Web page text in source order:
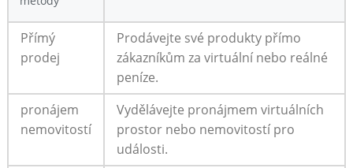
Přímý
prodej
Prodávejte své produkty přímo
zákazníkům za virtuální nebo reálné
peníze.
pronájem
nemovitostí
Vydělávejte pronájmem virtuálních
prostor nebo nemovitostí pro
události.